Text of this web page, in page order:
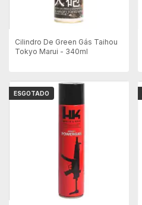
Cilindro De Green Gás Taihou
Tokyo Marui - 340ml
ESGOTADO